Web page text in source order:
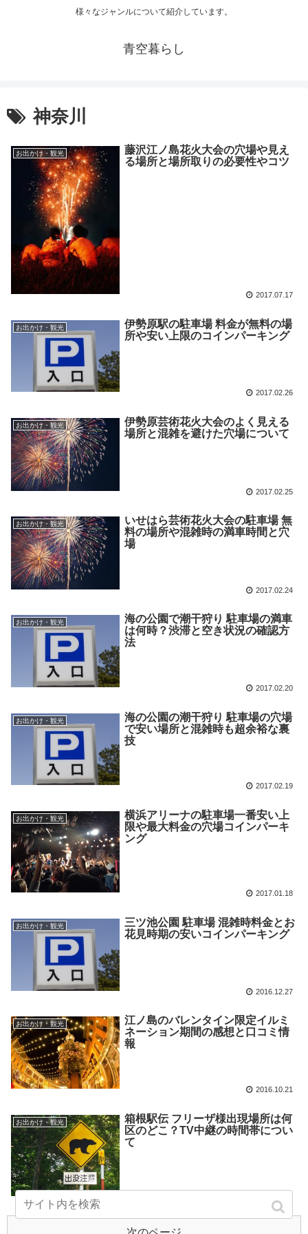
様々なジャンルについて紹介しています。
青空暮らし
神奈川
お出かけ・観光
藤沢江ノ島花火大会の穴場や見え
る場所と場所取りの必要性やコツ
2017.07.17
お出かけ・観光
伊勢原駅の駐車場 料金が無料の場
所や安い上限のコインパーキング
2017.02.26
お出かけ・観光
伊勢原芸術花火大会のよく見える
場所と混雑を避けた穴場について
2017.02.25
お出かけ・観光
いせはら芸術花火大会の駐車場 無
料の場所や混雑時の満車時間と穴
場
2017.02.24
お出かけ・観光
海の公園で潮干狩り 駐車場の満車
は何時？渋滞と空き状況の確認方
法
2017.02.20
お出かけ・観光
海の公園の潮干狩り 駐車場の穴場
で安い場所と混雑時も超余裕な裏
技
2017.02.19
お出かけ・観光
横浜アリーナの駐車場一番安い上
限や最大料金の穴場コインパーキ
ング
2017.01.18
お出かけ・観光
三ツ池公園 駐車場 混雑時料金とお
花見時期の安いコインパーキング
2016.12.27
お出かけ・観光
江ノ島のバレンタイン限定イルミ
ネーション期間の感想と口コミ情
報
2016.10.21
お出かけ・観光
箱根駅伝 フリーザ様出現場所は何
区のどこ？TV中継の時間帯につい
て